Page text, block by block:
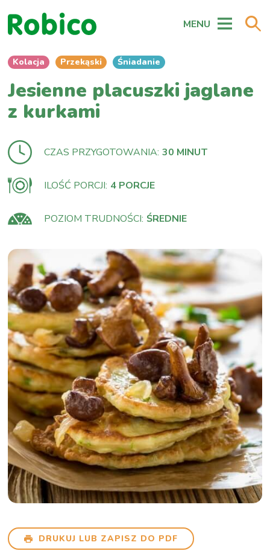
MENU
Kolacja Przekąski Śniadanie
Jesienne placuszki jaglane
z kurkami
CZAS PRZYGOTOWANIA: 30 MINUT
ILOŚĆ PORCJI: 4 PORCJE
POZIOM TRUDNOŚCI: ŚREDNIE
DRUKUJ LUB ZAPISZ DO PDF